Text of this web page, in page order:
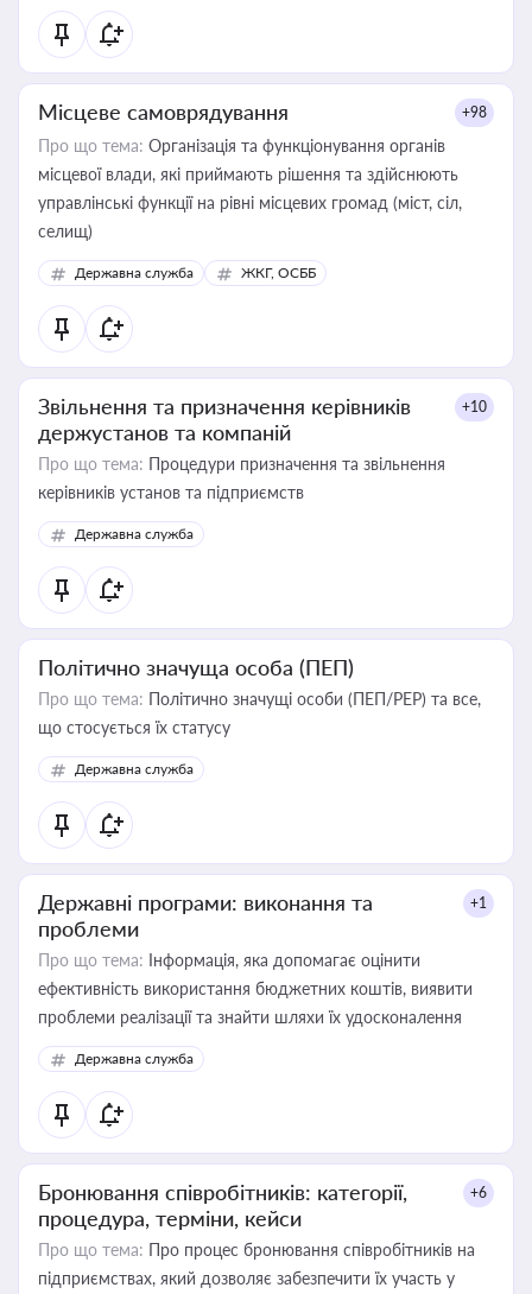
Місцеве самоврядування +98
Про що тема: Організація та функціонування органів
місцевої влади, які приймають рішення та здійснюють
управлінські функції на рівні місцевих громад (міст, сіл,
селищ)
Державна служба ЖКГ, ОСББ
Звільнення та призначення керівників
держустанов та компаній
+10
Про що тема: Процедури призначення та звільнення
керівників установ та підприємств
Державна служба
Політично значуща особа (ПЕП)
Про що тема: Політично значущі особи (ПЕП/PEP) та все,
що стосується їх статусу
Державна служба
Державні програми: виконання та
проблеми
+1
Про що тема: Інформація, яка допомагає оцінити
ефективність використання бюджетних коштів, виявити
проблеми реалізації та знайти шляхи їх удосконалення
Державна служба
Бронювання співробітників: категорії,
процедура, терміни, кейси
+6
Про що тема: Про процес бронювання співробітників на
підприємствах, який дозволяє забезпечити їх участь у